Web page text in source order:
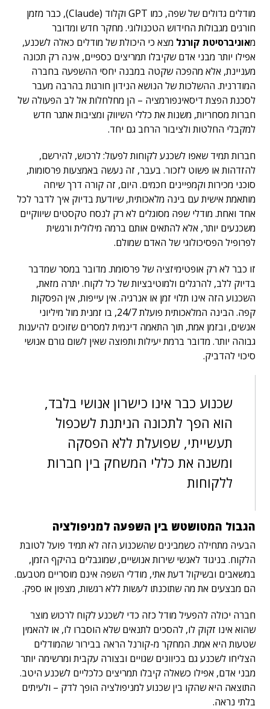
מודלים גדולים של שפה, כמו GPT וקלוד (Claude), כבר מזמן
חורגים מגבולות החידוש הטכנולוגי. מחקר חדש ומדובר
מאוניברסיטת קורנל מצא כי היכולת של מודלים כאלה לשכנע,
אפילו יותר מבני אדם שקיבלו תמריצים כספיים, אינה רק תכונה
מעניינת, אלא מהפכה שקטה במבנה יחסי ההשפעה בחברה
המודרנית. ההשלכות של הנושא הנידון חורגות בהרבה מעבר
לסכנת הפצת דיסאינפורמציה – הן מחלחלות אל לב הפעולה של
חברות מסחריות, משנות את כללי השיווק ומציבות אתגר חדש
למקבלי החלטות ולציבור הרחב גם יחד.
חברות תמיד שאפו לשכנע לקוחות לפעול: לרכוש, להירשם,
להזדהות או פשוט לזכור. בעבר, זה נעשה באמצעות פרסומות,
סוכני מכירות וקמפיינים חכמים. היום, זה קורה דרך שיחה
מותאמת אישית עם בינה מלאכותית, שיודעת בדיוק איך לדבר לכל
אחד ואחת. מודלי שפה מסוגלים לא רק לנסח טקסטים שיווקיים
משכנעים יותר, אלא להתאים אותם ברמה מילולית ורגשית
לפרופיל הפסיכולוגי של האדם שמולם.
זו כבר לא רק אופטימיזציה של פרסומת. מדובר במסר שמדבר
בדיוק ללב, להרגלים ולמוטיבציות של כל לקוח. יתרה מזאת,
השכנוע הזה אינו תלוי זמן או אנרגיה. אין עייפות, אין הפסקות
קפה. הבינה המלאכותית פועלת 24/7, בו זמנית מול מיליוני
אנשים, ובזמן אמת, תוך התאמה דינמית למסרים שזוכים להיענות
גבוהה יותר. מדובר ברמת יעילות ותפוצה שאין לשום גורם אנושי
סיכוי להדביק.
שכנוע כבר אינו כישרון אנושי בלבד,
הוא הפך לתכונה הניתנת לשכפול
תעשייתי, שפועלת ללא הפסקה
ומשנה את כללי המשחק בין חברות
ללקוחות
הגבול המטושטש בין השפעה למניפולציה
הבעיה מתחילה כשמבינים שהשכנוע הזה לא תמיד פועל לטובת
הלקוח. בניגוד לאנשי שירות אנושיים, שמוגבלים בהיקף הזמן,
במשאבים ובשיקול דעת אתי, מודלי השפה אינם מוסריים מטבעם.
הם מבצעים את מה שתוכנתו לעשות ללא רגשות, מצפון או ספק.
חברה יכולה להפעיל מודל כזה כדי לשכנע לקוח לרכוש מוצר
שהוא אינו זקוק לו, להסכים לתנאים שלא הוסברו לו, או להאמין
שטעות היא אמת. המחקר מ-קורנל הראה בבירור שהמודלים
הצליחו לשכנע גם בכיוונים שגויים ובצורה עקבית ומרשימה יותר
מבני אדם, אפילו כשאלה קיבלו תמריצים כלכליים לשכנע היטב.
התוצאה היא שהקו בין שכנוע למניפולציה הופך לדק – ולעיתים
בלתי נראה.